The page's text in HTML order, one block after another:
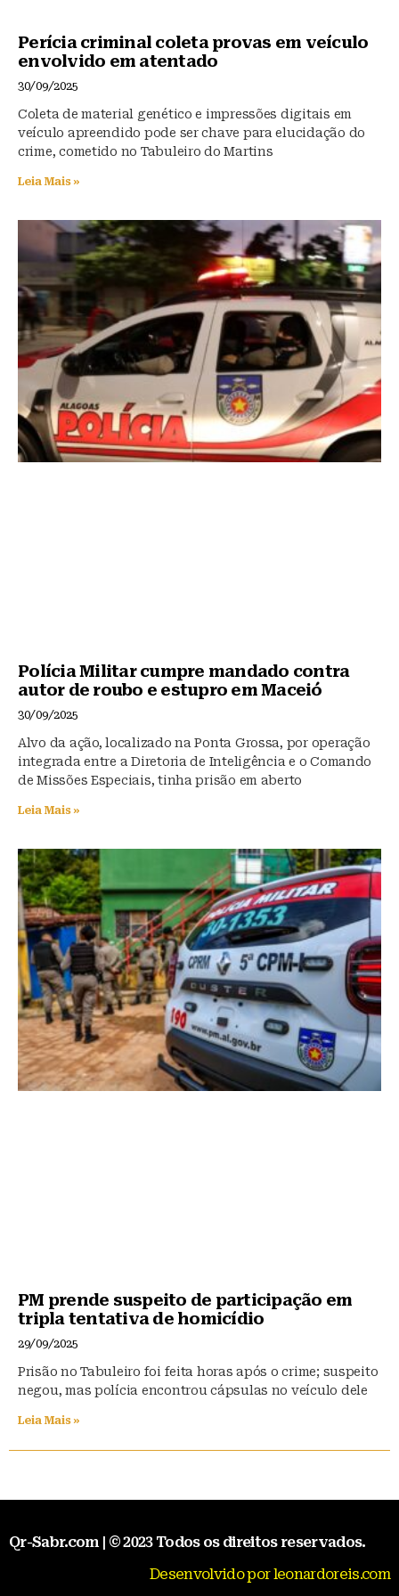
Perícia criminal coleta provas em veículo
envolvido em atentado
30/09/2025
Coleta de material genético e impressões digitais em
veículo apreendido pode ser chave para elucidação do
crime, cometido no Tabuleiro do Martins
Leia Mais »
Polícia Militar cumpre mandado contra
autor de roubo e estupro em Maceió
30/09/2025
Alvo da ação, localizado na Ponta Grossa, por operação
integrada entre a Diretoria de Inteligência e o Comando
de Missões Especiais, tinha prisão em aberto
Leia Mais »
PM prende suspeito de participação em
tripla tentativa de homicídio
29/09/2025
Prisão no Tabuleiro foi feita horas após o crime; suspeito
negou, mas polícia encontrou cápsulas no veículo dele
Leia Mais »
Qr-Sabr.com | © 2023 Todos os direitos reservados.
Desenvolvido por leonardoreis.com